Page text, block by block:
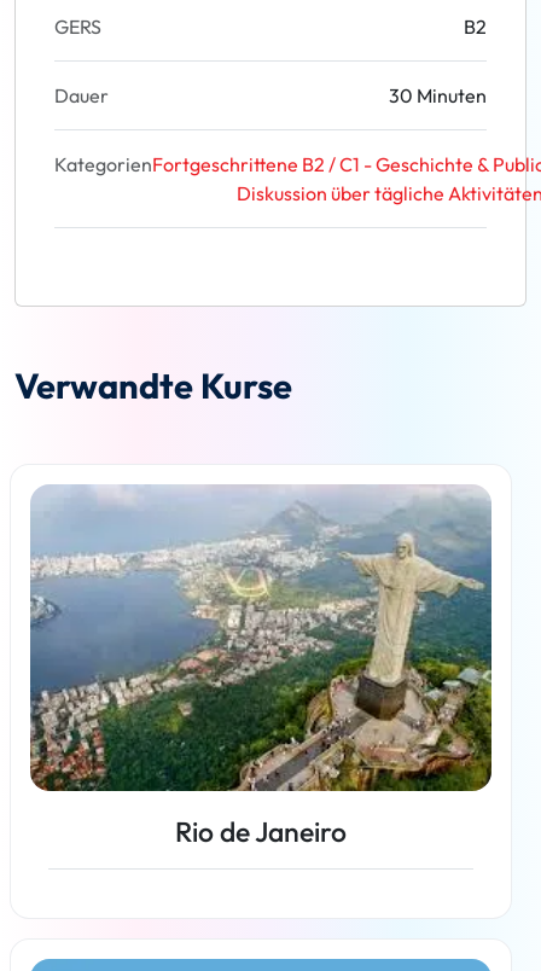
GERS B2
Dauer 30 Minuten
KategorienFortgeschrittene B2 / C1 - Geschichte &
Diskussion über tägliche
Verwandte Kurse
Rio de Janeiro
Weiterlesen